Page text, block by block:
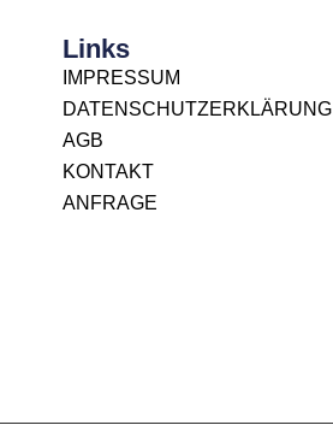
Links
IMPRESSUM
DATENSCHUTZERKLÄRUNG
AGB
KONTAKT
ANFRAGE